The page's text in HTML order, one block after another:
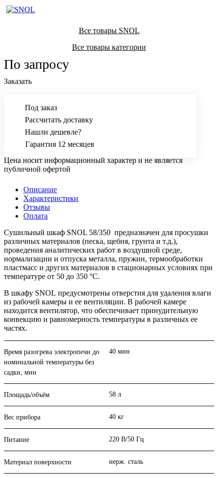
Все товары SNOL
Все товары категории
По запросу
Заказать
Под заказ
Рассчитать доставку
Нашли дешевле?
Гарантия 12 месяцев
Цена носит информационный характер и не является
публичной офертой
Описание
Характеристики
Отзывы
Оплата
Сушильный шкаф SNOL 58/350 предназначен для просушки
различных материалов (песка, щебня, грунта и т.д.),
проведения аналитических работ в воздушной среде,
нормализации и отпуска металла, пружин, термообработки
пластмасс и других материалов в стационарных условиях при
температуре от 50 до 350 °С.
В шкафу SNOL предусмотрены отверстия для удаления влаги
из рабочей камеры и ее вентиляции. В рабочей камере
находится вентилятор, что обеспечивает принудительную
конвекцию и равномерность температуры в различных ее
частях.
Время разогрева электропечи до
номинальной температуры без
садки, мин
40 мин
Площадь/объём 58 л
Вес прибора 40 кг
Питание 220 В/50 Гц
Материал поверхности нерж. сталь